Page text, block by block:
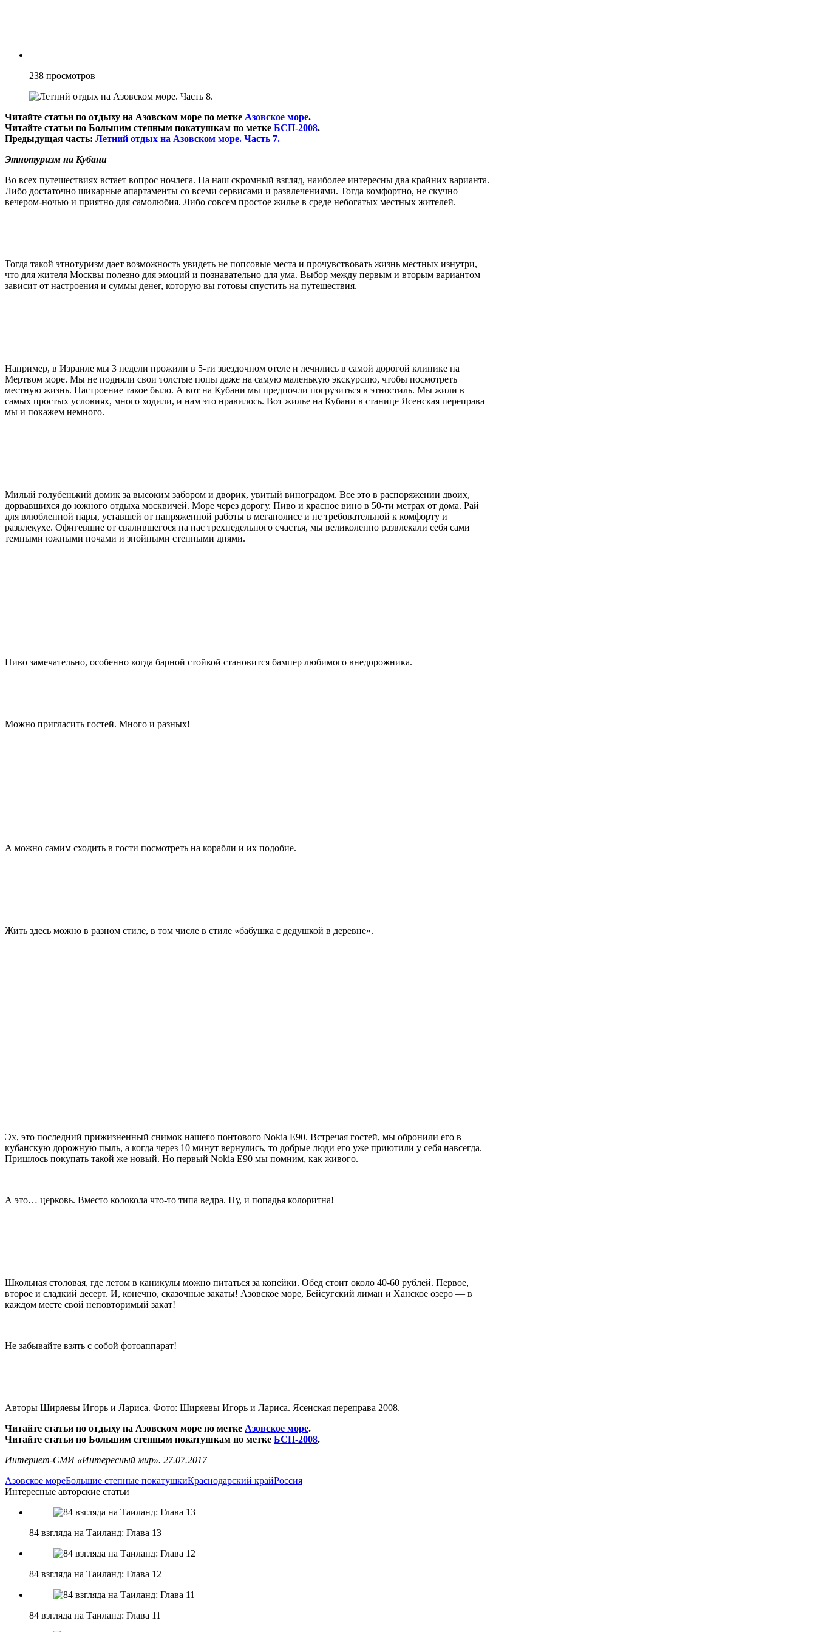
238 просмотров
Читайте статьи по отдыху на Азовском море по метке Азовское море.
Читайте статьи по Большим степным покатушкам по метке БСП-2008.
Предыдущая часть: Летний отдых на Азовском море. Часть 7.
Этнотуризм на Кубани
Во всех путешествиях встает вопрос ночлега. На наш скромный взгляд, наиболее интересны два крайних варианта.
Либо достаточно шикарные апартаменты со всеми сервисами и развлечениями. Тогда комфортно, не скучно
вечером-ночью и приятно для самолюбия. Либо совсем простое жилье в среде небогатых местных жителей.
Тогда такой этнотуризм дает возможность увидеть не попсовые места и прочувствовать жизнь местных изнутри,
что для жителя Москвы полезно для эмоций и познавательно для ума. Выбор между первым и вторым вариантом
зависит от настроения и суммы денег, которую вы готовы спустить на путешествия.
Например, в Израиле мы 3 недели прожили в 5-ти звездочном отеле и лечились в самой дорогой клинике на
Мертвом море. Мы не подняли свои толстые попы даже на самую маленькую экскурсию, чтобы посмотреть
местную жизнь. Настроение такое было. А вот на Кубани мы предпочли погрузиться в этностиль. Мы жили в
самых простых условиях, много ходили, и нам это нравилось. Вот жилье на Кубани в станице Ясенская переправа
мы и покажем немного.
Милый голубенький домик за высоким забором и дворик, увитый виноградом. Все это в распоряжении двоих,
дорвавшихся до южного отдыха москвичей. Море через дорогу. Пиво и красное вино в 50-ти метрах от дома. Рай
для влюбленной пары, уставшей от напряженной работы в мегаполисе и не требовательной к комфорту и
развлекухе. Офигевшие от свалившегося на нас трехнедельного счастья, мы великолепно развлекали себя сами
темными южными ночами и знойными степными днями.
Пиво замечательно, особенно когда барной стойкой становится бампер любимого внедорожника.
Можно пригласить гостей. Много и разных!
А можно самим сходить в гости посмотреть на корабли и их подобие.
Жить здесь можно в разном стиле, в том числе в стиле «бабушка с дедушкой в деревне».
Эх, это последний прижизненный снимок нашего понтового Nokia E90. Встречая гостей, мы обронили его в
кубанскую дорожную пыль, а когда через 10 минут вернулись, то добрые люди его уже приютили у себя навсегда.
Пришлось покупать такой же новый. Но первый Nokia E90 мы помним, как живого.
А это… церковь. Вместо колокола что-то типа ведра. Ну, и попадья колоритна!
Школьная столовая, где летом в каникулы можно питаться за копейки. Обед стоит около 40-60 рублей. Первое,
второе и сладкий десерт. И, конечно, сказочные закаты! Азовское море, Бейсугский лиман и Ханское озеро — в
каждом месте свой неповторимый закат!
Не забывайте взять с собой фотоаппарат!
Авторы Ширяевы Игорь и Лариса. Фото: Ширяевы Игорь и Лариса. Ясенская переправа 2008.
Читайте статьи по отдыху на Азовском море по метке Азовское море.
Читайте статьи по Большим степным покатушкам по метке БСП-2008.
Интернет-СМИ «Интересный мир». 27.07.2017
Азовское мореБольшие степные покатушкиКраснодарский крайРоссия
Интересные авторские статьи
84 взгляда на Таиланд: Глава 13
84 взгляда на Таиланд: Глава 12
84 взгляда на Таиланд: Глава 11